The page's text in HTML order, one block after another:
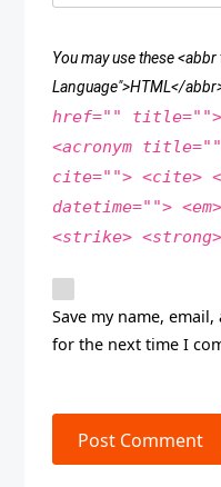
You may use these
Language">HTML</
href=""
<acronym
cite=""> <cite>
datetime="">
<strike> <strong>
Save my name,
for the next time I
Post Comment